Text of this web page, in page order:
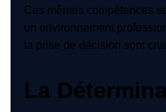
Ces mêmes compétences
un environnement
la prise de décision sont
La